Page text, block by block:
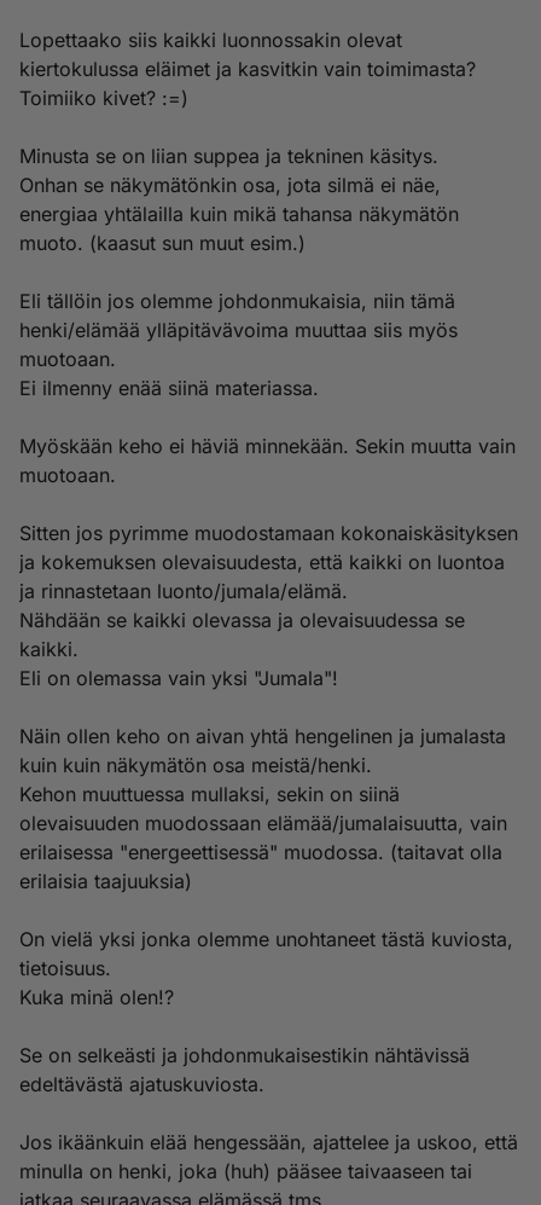
Lopettaako siis kaikki luonnossakin olevat
kiertokulussa eläimet ja kasvitkin vain toimimasta?
Toimiiko kivet? :=)
Minusta se on liian suppea ja tekninen käsitys.
Onhan se näkymätönkin osa, jota silmä ei näe,
energiaa yhtälailla kuin mikä tahansa näkymätön
muoto. (kaasut sun muut esim.)
Eli tällöin jos olemme johdonmukaisia, niin tämä
henki/elämää ylläpitävävoima muuttaa siis myös
muotoaan.
Ei ilmenny enää siinä materiassa.
Myöskään keho ei häviä minnekään. Sekin muutta vain
muotoaan.
Sitten jos pyrimme muodostamaan kokonaiskäsityksen
ja kokemuksen olevaisuudesta, että kaikki on luontoa
ja rinnastetaan luonto/jumala/elämä.
Nähdään se kaikki olevassa ja olevaisuudessa se
kaikki.
Eli on olemassa vain yksi "Jumala"!
Näin ollen keho on aivan yhtä hengelinen ja jumalasta
kuin kuin näkymätön osa meistä/henki.
Kehon muuttuessa mullaksi, sekin on siinä
olevaisuuden muodossaan elämää/jumalaisuutta, vain
erilaisessa "energeettisessä" muodossa. (taitavat olla
erilaisia taajuuksia)
On vielä yksi jonka olemme unohtaneet tästä kuviosta,
tietoisuus.
Kuka minä olen!?
Se on selkeästi ja johdonmukaisestikin nähtävissä
edeltävästä ajatuskuviosta.
Jos ikäänkuin elää hengessään, ajattelee ja uskoo, että
minulla on henki, joka (huh) pääsee taivaaseen tai
jatkaa seuraavassa elämässä tms.